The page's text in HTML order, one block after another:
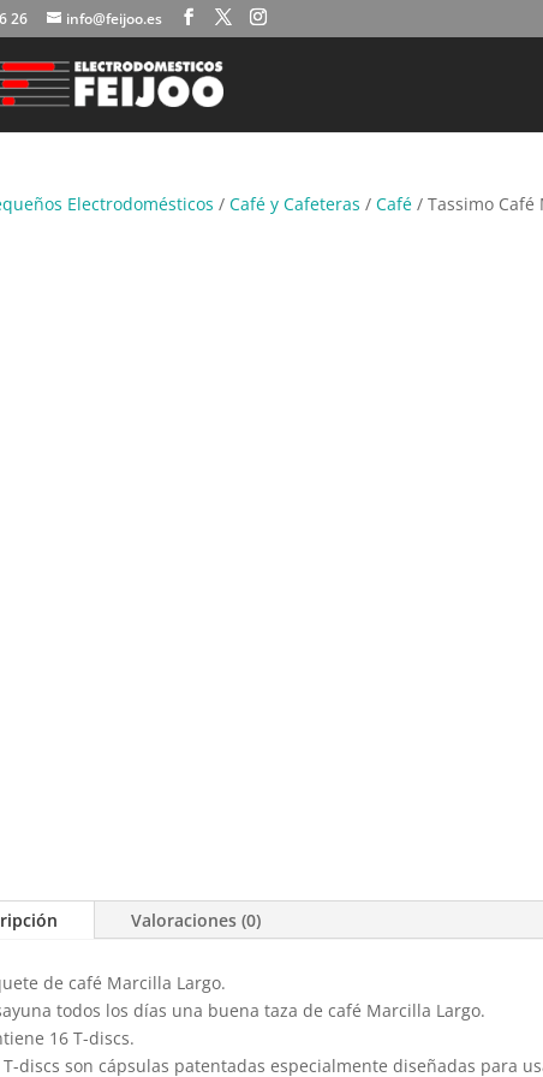
26 info@feijoo.es
Electrodomésticos /Café y Cafeteras /Café / Tassimo Café
Valoraciones (0)
de café Marcilla Largo.
todos los días una buena taza de café Marcilla Largo.
16 T-discs.
T-discs son cápsulas patentadas especialmente diseñadas para